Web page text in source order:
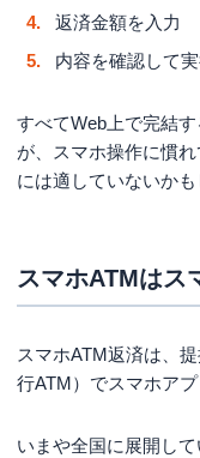
返済金額を入力
内容を確認して
すべてWeb上で完結
が、スマホ操作に慣
には適していないかも
スマホATMはス
スマホATM返済は、
行ATM）でスマホア
いまや全国に展開し